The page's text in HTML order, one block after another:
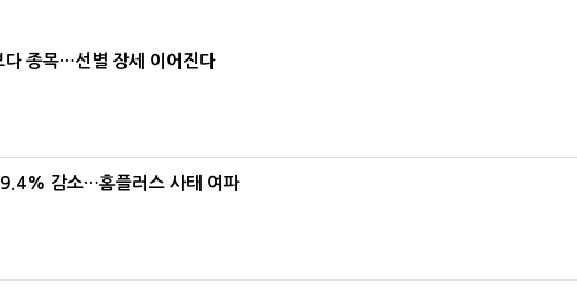
다 종목…선별 장세 이어진다
감소…홈플러스 사태 여파